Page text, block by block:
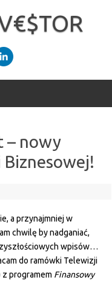
– nowy
a przynajmniej w
chwilę by nadganiać,
wpisów…
do ramówki Telewizji
programem Finansowy